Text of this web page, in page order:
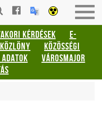
be-
KÉRDÉSEK
E-
KÖZÖSSÉGI
VÁROSMAJOR